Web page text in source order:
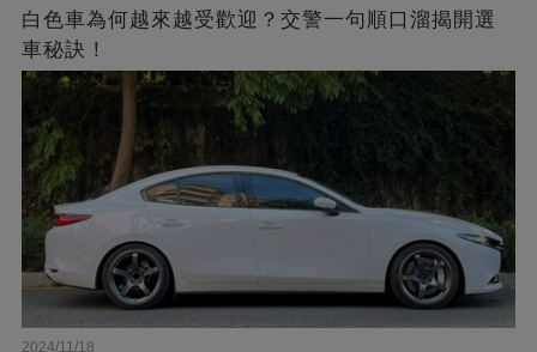
白色車為何越來越受歡迎？交警一句順口溜揭開選
車秘訣！
2024/11/18